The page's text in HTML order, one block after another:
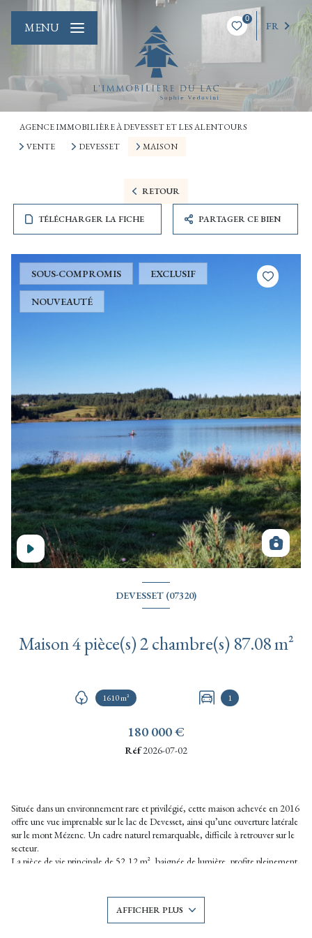
0
FR
MENU
AGENCE IMMOBILIÈRE À DEVESSET ET LES ALENTOURS
VENTE
DEVESSET MAISON
RETOUR
TÉLÉCHARGER LA FICHE PARTAGER CE BIEN
SOUS-COMPROMIS EXCLUSIF
NOUVEAUTÉ
DEVESSET (07320)
Maison 4 pièce(s) 2 chambre(s) 87.08 m²
1610 m² 1
180 000 €
Réf2026-07-02
Située dans un environnement rare et privilégié, cette maison achevée en 2016
offre une vue imprenable sur le lac de Devesset, ainsi qu’une ouverture latérale
sur le mont Mézenc. Un cadre naturel remarquable, difficile à retrouver sur le
secteur.
La pièce de vie principale de 52,12 m², baignée de lumière, profite pleinement
Atout majeur : un grand garage de 30,95 m², offrant un réel potentiel
d’aménagement en surface habitable supplémentaire selon vos projets.
Jamais habitée, la maison nécessite quelques travaux de finition (chauffage,
AFFICHER PLUS